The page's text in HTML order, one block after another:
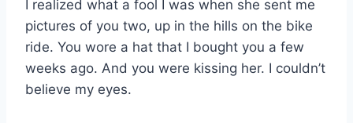
I realized what a fool I was when she sent me
pictures of you two, up in the hills on the bike
ride. You wore a hat that I bought you a few
weeks ago. And you were kissing her. I couldn’t
believe my eyes.